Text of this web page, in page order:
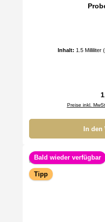
Inhalt: 1.5 Milliliter
Preise inkl.
In
Bald wieder verfügbar
Tipp